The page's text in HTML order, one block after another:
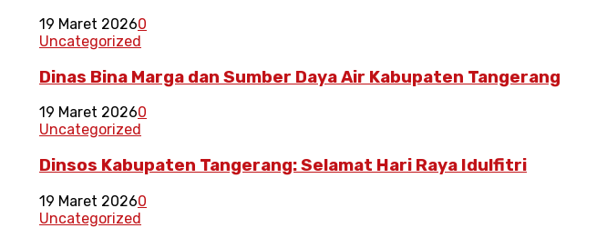
19 Maret 20260
Uncategorized
Dinas Bina Marga dan Sumber Daya Air Kabupaten Tangerang
19 Maret 20260
Uncategorized
Dinsos Kabupaten Tangerang: Selamat Hari Raya Idulfitri
19 Maret 20260
Uncategorized